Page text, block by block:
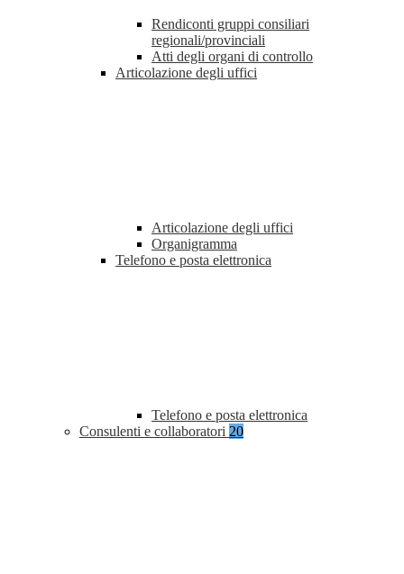
Rendiconti gruppi consiliari
regionali/provinciali
Atti degli organi di controllo
Articolazione degli uffici
Articolazione degli uffici
Organigramma
Telefono e posta elettronica
Telefono e posta elettronica
Consulenti e collaboratori 20